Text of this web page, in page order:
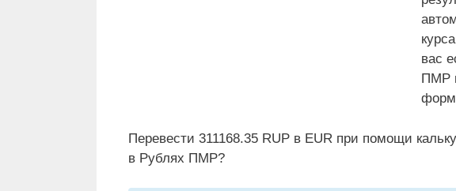
вас
ПМР
Перевести 311168.35 RUP в EUR при помощи
в Рублях ПМР?